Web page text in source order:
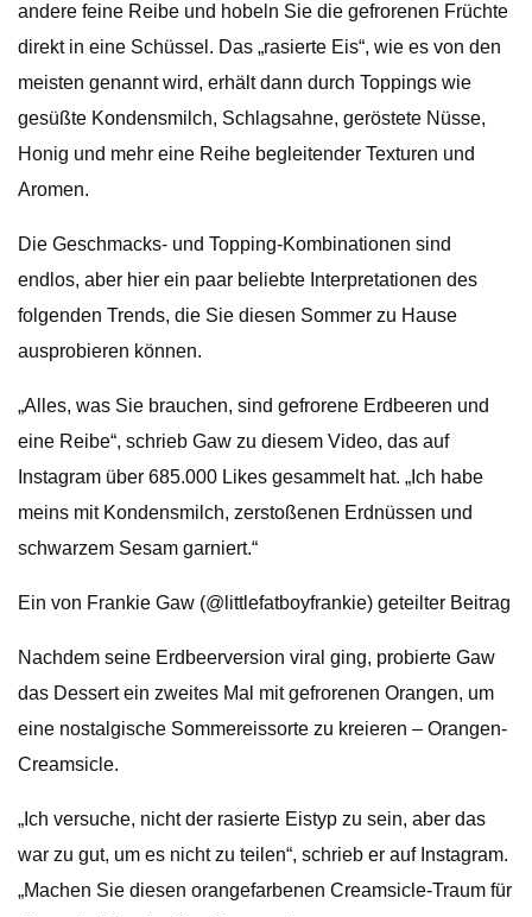
andere feine Reibe und hobeln Sie die gefrorenen Früchte
direkt in eine Schüssel. Das „rasierte Eis“, wie es von den
meisten genannt wird, erhält dann durch Toppings wie
gesüßte Kondensmilch, Schlagsahne, geröstete Nüsse,
Honig und mehr eine Reihe begleitender Texturen und
Aromen.
Die Geschmacks- und Topping-Kombinationen sind
endlos, aber hier ein paar beliebte Interpretationen des
folgenden Trends, die Sie diesen Sommer zu Hause
ausprobieren können.
„Alles, was Sie brauchen, sind gefrorene Erdbeeren und
eine Reibe“, schrieb Gaw zu diesem Video, das auf
Instagram über 685.000 Likes gesammelt hat. „Ich habe
meins mit Kondensmilch, zerstoßenen Erdnüssen und
schwarzem Sesam garniert.“
Ein von Frankie Gaw (@littlefatboyfrankie) geteilter Beitrag
Nachdem seine Erdbeerversion viral ging, probierte Gaw
das Dessert ein zweites Mal mit gefrorenen Orangen, um
eine nostalgische Sommereissorte zu kreieren – Orangen-
Creamsicle.
„Ich versuche, nicht der rasierte Eistyp zu sein, aber das
war zu gut, um es nicht zu teilen“, schrieb er auf Instagram.
„Machen Sie diesen orangefarbenen Creamsicle-Traum für